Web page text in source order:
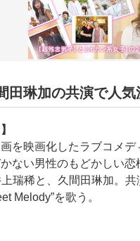
田琳加の共演で人
を映画化したラブコメ
ない男性のもどかしい
瑞稀と、久間田琳加。
Melody”を歌う。